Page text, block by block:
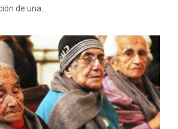
de una...